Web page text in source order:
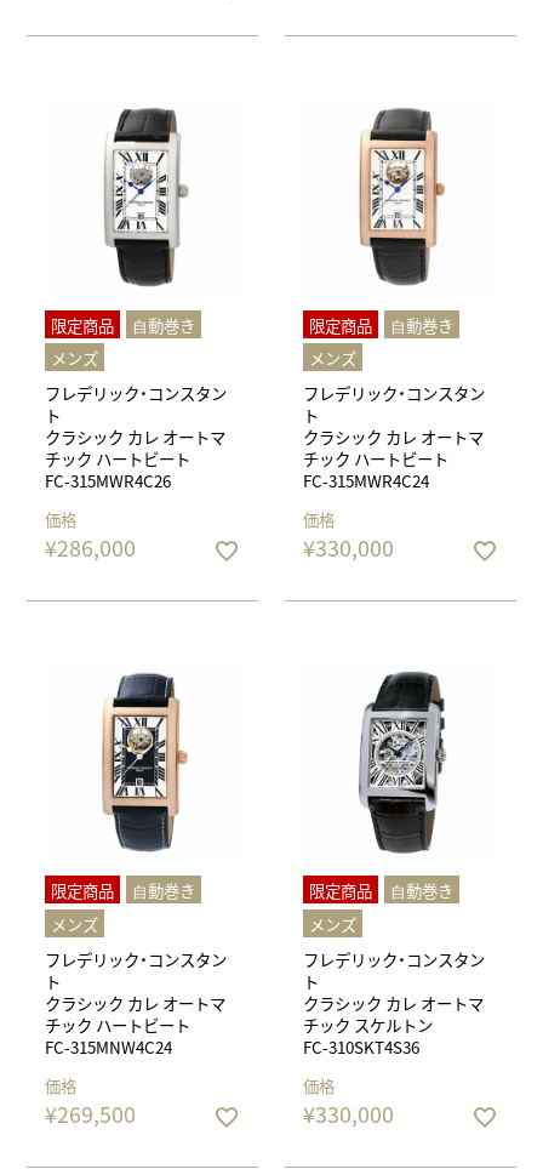
限定商品
⾃動巻き
メンズ
フレデリック・コンスタン
ト
クラシック カレ オートマ
チック ハートビート
FC-315MWR4C26
価格
¥286,000
限定商品
⾃動巻き
メンズ
フレデリック・コンスタン
ト
クラシック カレ オートマ
チック ハートビート
FC-315MWR4C24
価格
¥330,000
限定商品
⾃動巻き
メンズ
フレデリック・コンスタン
ト
クラシック カレ オートマ
チック ハートビート
FC-315MNW4C24
価格
¥269,500
限定商品
⾃動巻き
メンズ
フレデリック・コンスタン
ト
クラシック カレ オートマ
チック スケルトン
FC-310SKT4S36
価格
¥330,000